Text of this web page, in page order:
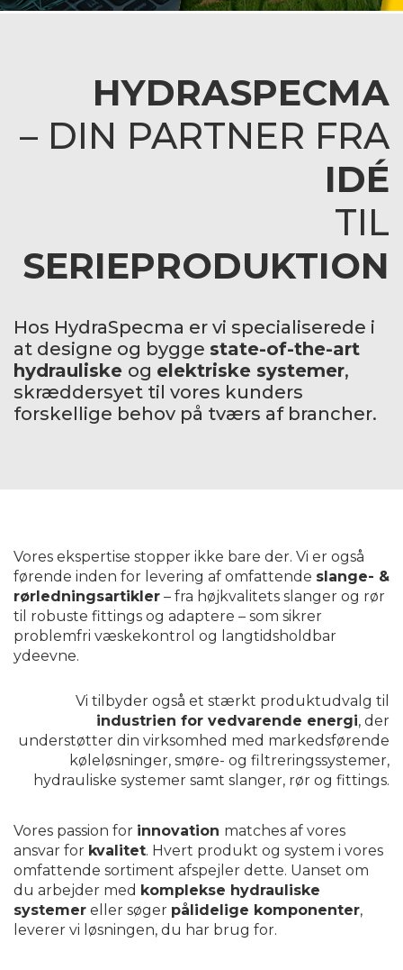
HYDRASPECMA
– DIN PARTNER FRA
IDÉ
TIL
SERIEPRODUKTION
Hos HydraSpecma er vi specialiserede i
at designe og bygge state-of-the-art
hydrauliske og elektriske systemer,
skræddersyet til vores kunders
forskellige behov på tværs af brancher.
Vores ekspertise stopper ikke bare der. Vi er også
førende inden for levering af omfattende slange- &
rørledningsartikler – fra højkvalitets slanger og rør
til robuste fittings og adaptere – som sikrer
problemfri væskekontrol og langtidsholdbar
ydeevne.
Vi tilbyder også et stærkt produktudvalg til
industrien for vedvarende energi, der
understøtter din virksomhed med markedsførende
køleløsninger, smøre- og filtreringssystemer,
hydrauliske systemer samt slanger, rør og fittings.
Vores passion for innovation matches af vores
ansvar for kvalitet. Hvert produkt og system i vores
omfattende sortiment afspejler dette. Uanset om
du arbejder med komplekse hydrauliske
systemer eller søger pålidelige komponenter,
leverer vi løsningen, du har brug for.